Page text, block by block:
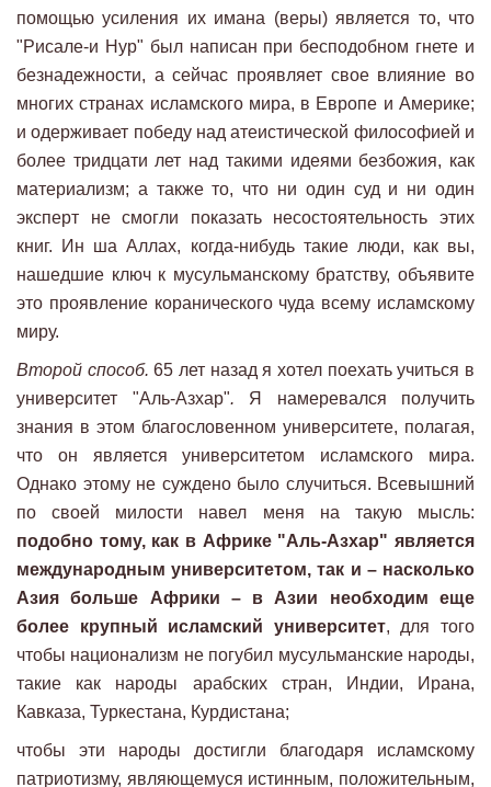
помощью усиления их имана (веры) является то, что
"Рисале-и Hyp" был написан при бесподобном гнете и
безнадежности, а сейчас проявляет свое влияние во
многих странах исламского мира, в Европе и Америке;
и одерживает победу над атеистической философией и
более тридцати лет над такими идеями безбожия, как
материализм; а также то, что ни один суд и ни один
эксперт не смогли показать несостоятельность этих
книг. Ин ша Аллах, когда-нибудь такие люди, как вы,
нашедшие ключ к мусульманскому братству, объявите
это проявление коранического чуда всему исламскому
миру.
Второй способ. 65 лет назад я хотел поехать учиться в
университет "Аль-Азхар". Я намеревался получить
знания в этом благословенном университете, полагая,
что он является университетом исламского мира.
Однако этому не суждено было случиться. Всевышний
по своей милости навел меня на такую мысль:
подобно тому, как в Африке "Аль-Азхар" является
международным университетом, так и – насколько
Азия больше Африки – в Азии необходим еще
более крупный исламский университет, для того
чтобы национализм не погубил мусульманские народы,
такие как народы арабских стран, Индии, Ирана,
Кавказа, Туркестана, Курдистана;
чтобы эти народы достигли благодаря исламскому
патриотизму, являющемуся истинным, положительным,